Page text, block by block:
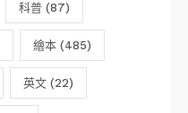
科普 (87)
繪本 (485)
英文 (22)